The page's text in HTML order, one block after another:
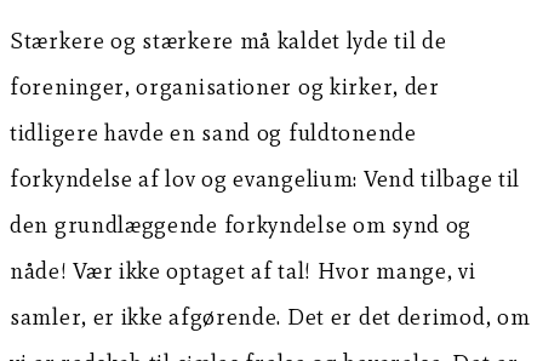
Stærkere og stærkere må kaldet lyde til de
foreninger, organisationer og kirker, der
tidligere havde en sand og fuldtonende
forkyndelse af lov og evangelium: Vend tilbage til
den grundlæggende forkyndelse om synd og
nåde! Vær ikke optaget af tal! Hvor mange, vi
samler, er ikke afgørende. Det er det derimod, om